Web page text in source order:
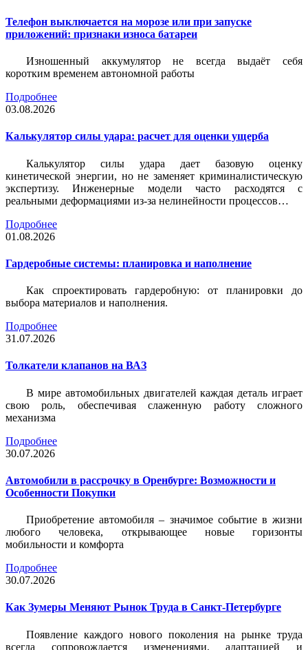
Телефон выключается на морозе или при запуске
приложений: признаки износа батареи
Изношенный аккумулятор не всегда выдаёт себя
коротким временем автономной работы
Подробнее
03.08.2026
Калькулятор силы удара: расчет для оценки ущерба
Калькулятор силы удара дает базовую оценку
кинетической энергии, но не заменяет криминалистическую
экспертизу. Инженерные модели часто расходятся с
реальными деформациями из-за нелинейности процессов…
Подробнее
01.08.2026
Гардеробные системы: планировка и наполнение
Как спроектировать гардеробную: от планировки до
выбора материалов и наполнения.
Подробнее
31.07.2026
Толкатели клапанов на ВАЗ
В мире автомобильных двигателей каждая деталь играет
свою роль, обеспечивая слаженную работу сложного
механизма
Подробнее
30.07.2026
Автомобили в рассрочку в Оренбурге: Возможности и
Особенности Покупки
Приобретение автомобиля – значимое событие в жизни
любого человека, открывающее новые горизонты
мобильности и комфорта
Подробнее
30.07.2026
Как Зумеры Меняют Рынок Труда в Санкт-Петербурге
Появление каждого нового поколения на рынке труда
всегда сопровождается изменениями, адаптацией и